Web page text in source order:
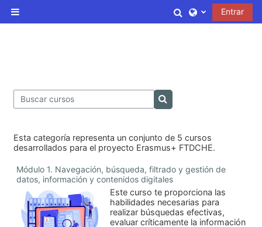
Panel lateral
Selector de
Entrar
Buscar cursos
Buscar cursos
Esta categoría representa un conjunto de 5 cursos
desarrollados para el proyecto Erasmus+ FTDCHE.
Módulo 1. Navegación, búsqueda, filtrado y gestión de
datos, información y contenidos digitales
Este curso te proporciona las
habilidades necesarias para
realizar búsquedas efectivas,
evaluar críticamente la información